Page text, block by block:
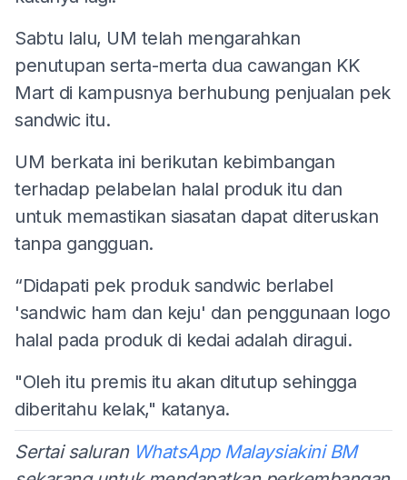
Sabtu lalu, UM telah mengarahkan
penutupan serta-merta dua cawangan KK
Mart di kampusnya berhubung penjualan pek
sandwic itu.
UM berkata ini berikutan kebimbangan
terhadap pelabelan halal produk itu dan
untuk memastikan siasatan dapat diteruskan
tanpa gangguan.
“Didapati pek produk sandwic berlabel
'sandwic ham dan keju' dan penggunaan logo
halal pada produk di kedai adalah diragui.
"Oleh itu premis itu akan ditutup sehingga
diberitahu kelak," katanya.
Sertai saluran WhatsApp Malaysiakini BM